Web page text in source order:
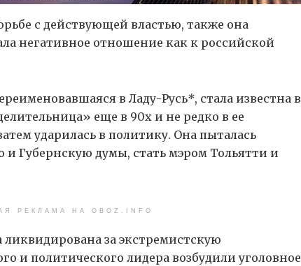
с действующей властью, также она
негативное отношение как к российской
в Ладу-Русь*, стала известна в
еще в 90х и не редко в ее
ударилась в политику. Она пыталась
и Губернскую думы, стать мэром Тольятти и
РЕКЛАМА НА OBOZ.INFO
ликвидирована за экстремистскую
и политического лидера возбудили уголовное